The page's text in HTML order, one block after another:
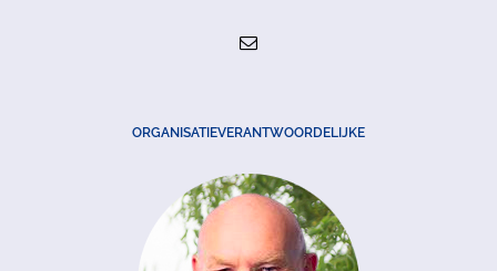
ORGANISATIEVERANTWOORDELIJKE